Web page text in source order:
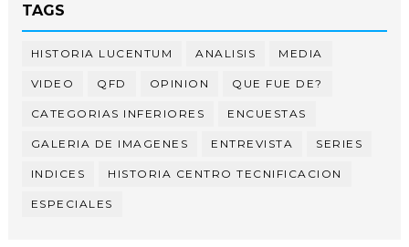
TAGS
HISTORIA LUCENTUM ANALISIS MEDIA
VIDEO QFD OPINION QUE FUE DE?
CATEGORIAS INFERIORES ENCUESTAS
GALERIA DE IMAGENES ENTREVISTA SERIES
INDICES HISTORIA CENTRO TECNIFICACION
ESPECIALES